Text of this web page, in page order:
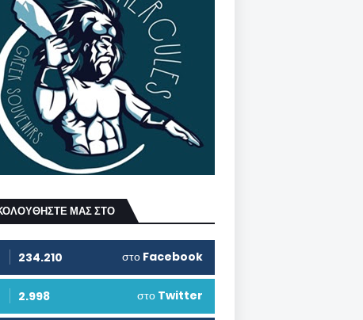
ΜΑΣ ΣΤΟ
234.210 στο Facebook
2.998 στο Twitter